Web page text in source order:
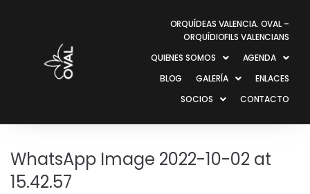
ORQUÍDEAS VALENCIA. OVAL –
ORQUÍDIOFILS VALENCIANS
QUIENES SOMOS
AGENDA
BLOG
GALERÍA
ENLACES
SOCIOS
CONTACTO
WhatsApp Image 2022-10-02 at
15.42.57